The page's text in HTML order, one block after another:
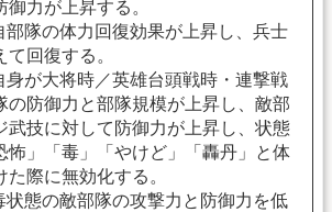
力が上昇する。
部隊の体力回復効果が上昇し、兵士
回復する。
身が大将時／英雄台頭戦時・連撃戦
の防御力と部隊規模が上昇し、敵部
武技に対して防御力が上昇し、状態
怖」「毒」「やけど」「轟丹」と体
際に無効化する。
状態の敵部隊の攻撃力と防御力を低